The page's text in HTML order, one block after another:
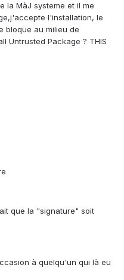
la MàJ systeme et il me
l'installation, le
bloque au milieu de
Untrusted Package ? THIS
que la "signature" soit
à quelqu'un qui là eu